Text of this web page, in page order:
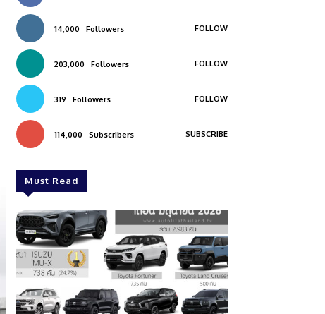
14,000 Followers FOLLOW
203,000 Followers FOLLOW
319 Followers FOLLOW
114,000 Subscribers SUBSCRIBE
Must Read